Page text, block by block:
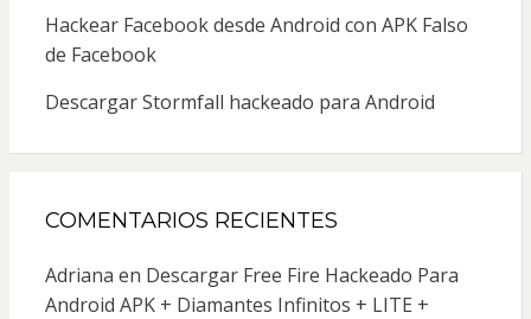
Hackear Facebook desde Android con APK Falso
de Facebook
Descargar Stormfall hackeado para Android
COMENTARIOS RECIENTES
Adriana en Descargar Free Fire Hackeado Para
Android APK + Diamantes Infinitos + LITE +